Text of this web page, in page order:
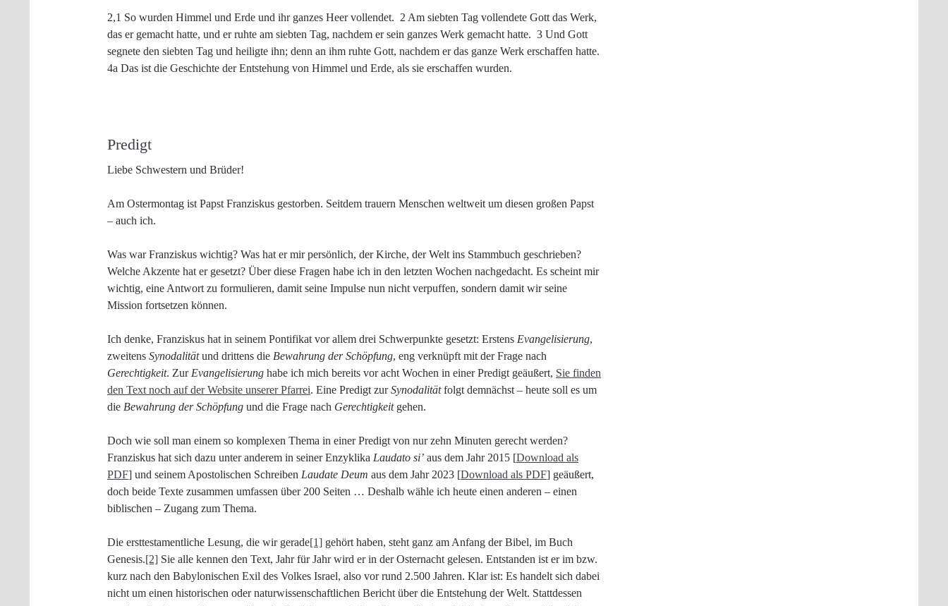
2,1 So wurden Himmel und Erde und ihr ganzes Heer vollendet. 2 Am siebten Tag vollendete Gott das Werk,
das er gemacht hatte, und er ruhte am siebten Tag, nachdem er sein ganzes Werk gemacht hatte. 3 Und Gott
segnete den siebten Tag und heiligte ihn; denn an ihm ruhte Gott, nachdem er das ganze Werk erschaffen hatte.
4a Das ist die Geschichte der Entstehung von Himmel und Erde, als sie erschaffen wurden.
Predigt
Liebe Schwestern und Brüder!
Am Ostermontag ist Papst Franziskus gestorben. Seitdem trauern Menschen weltweit um diesen großen Papst
– auch ich.
Was war Franziskus wichtig? Was hat er mir persönlich, der Kirche, der Welt ins Stammbuch geschrieben?
Welche Akzente hat er gesetzt? Über diese Fragen habe ich in den letzten Wochen nachgedacht. Es scheint mir
wichtig, eine Antwort zu formulieren, damit seine Impulse nun nicht verpuffen, sondern damit wir seine
Mission fortsetzen können.
Ich denke, Franziskus hat in seinem Pontifikat vor allem drei Schwerpunkte gesetzt: Erstens Evangelisierung,
zweitens Synodalitätund drittens die Bewahrung der Schöpfung, eng verknüpft mit der Frage nach
Gerechtigkeit. Zur Evangelisierung habe ich mich bereits vor acht Wochen in einer Predigt geäußert, Sie finden
den Text noch auf der Website unserer Pfarrei. Eine Predigt zurSynodalitätfolgt demnächst – heute soll es um
die Bewahrung der Schöpfung und die Frage nach Gerechtigkeitgehen.
Doch wie soll man einem so komplexen Thema in einer Predigt von nur zehn Minuten gerecht werden?
Franziskus hat sich dazu unter anderem in seiner Enzyklika Laudato si’ aus dem Jahr 2015 [Download als
PDF] und seinem Apostolischen Schreiben Laudate Deum aus dem Jahr 2023 [Download als PDF] geäußert,
doch beide Texte zusammen umfassen über 200 Seiten … Deshalb wähle ich heute einen anderen – einen
biblischen – Zugang zum Thema.
Die ersttestamentliche Lesung, die wir gerade[1] gehört haben, steht ganz am Anfang der Bibel, im Buch
Genesis.[2] Sie alle kennen den Text, Jahr für Jahr wird er in der Osternacht gelesen. Entstanden ist er im bzw.
kurz nach den Babylonischen Exil des Volkes Israel, also vor rund 2.500 Jahren. Klar ist: Es handelt sich dabei
nicht um einen historischen oder naturwissenschaftlichen Bericht über die Entstehung der Welt. Stattdessen